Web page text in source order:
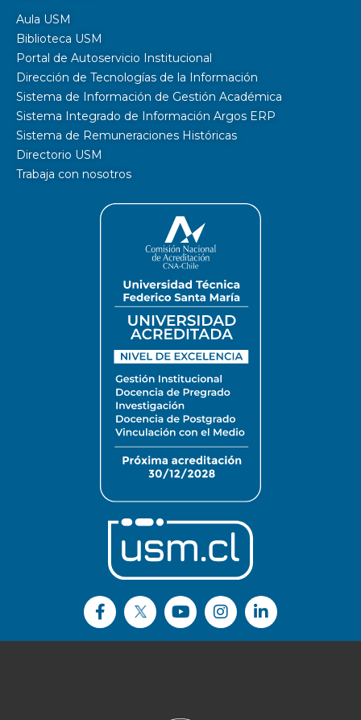
Aula USM
Biblioteca USM
Portal de Autoservicio Institucional
Dirección de Tecnologías de la Información
Sistema de Información de Gestión Académica
Sistema Integrado de Información Argos ERP
Sistema de Remuneraciones Históricas
Directorio USM
Trabaja con nosotros